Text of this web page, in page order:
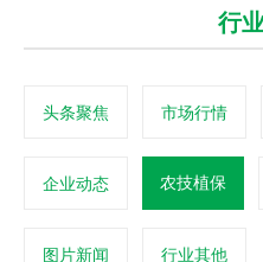
行
头条聚焦 市场行情
企业动态 农技植保
图片新闻 行业其他